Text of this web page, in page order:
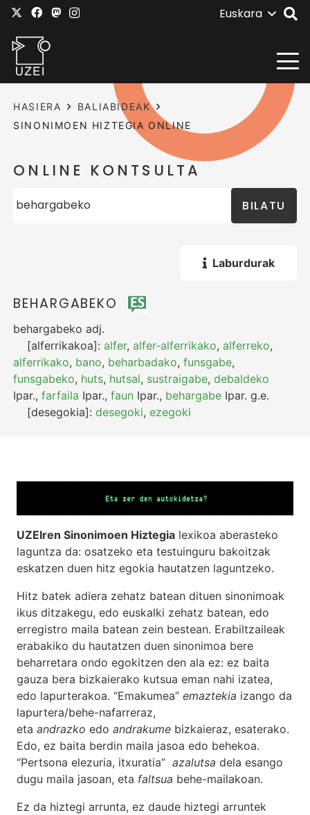
Euskara
HASIERA
BALIABIDEAK
SINONIMOEN HIZTEGIA ONLINE
ONLINE KONTSULTA
BILATU
Laburdurak
BEHARGABEKO
behargabeko adj.
[alferrikakoa]:alfer,alfer-alferrikako,alferreko,
alferrikako, bano, beharbadako,funsgabe,
funsgabeko, huts, hutsal, sustraigabe,debaldeko
Ipar.,farfaila Ipar.,faun Ipar., behargabe Ipar. g.e.
[desegokia]:desegoki,ezegoki
UZEIren Sinonimoen Hiztegia lexikoa aberasteko
laguntza da: osatzeko eta testuinguru bakoitzak
eskatzen duen hitz egokia hautatzen laguntzeko.
Hitz batek adiera zehatz batean dituen sinonimoak
ikus ditzakegu, edo euskalki zehatz batean, edo
erregistro maila batean zein bestean. Erabiltzaileak
erabakiko du hautatzen duen sinonimoa bere
beharretara ondo egokitzen den ala ez: ez baita
gauza bera bizkaierako kutsua eman nahi izatea,
edo lapurterakoa. “Emakumea” emaztekia izango da
lapurtera/behe-nafarreraz,
eta andrazko edo andrakume bizkaieraz, esaterako.
Edo, ez baita berdin maila jasoa edo behekoa.
“Pertsona elezuria, itxuratia” azalutsa dela esango
dugu maila jasoan, eta faltsua behe-mailakoan.
Ez da hiztegi arrunta, ez daude hiztegi arruntek